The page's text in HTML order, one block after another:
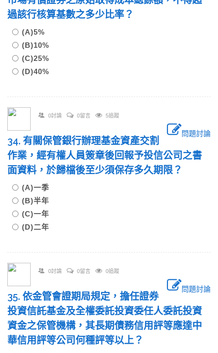
過該行核算基數之多少比率？
(A)5%
(B)10%
(C)25%
(D)40%
0討論 0留言 5追蹤
問題討論
34. 有關保管銀行辦理基金資產交割
作業，經有權人員簽章後回報予投信公司之書
面資料，於歸檔後至少須保存多久期限？
(A)一季
(B)半年
(C)一年
(D)二年
0討論 0留言 0追蹤
問題討論
35. 依金管會證期局規定，擔任證券
投資信託基金及全權委託投資委任人委託投資
資金之保管機構，其長期債務信用評等應達中
華信用評等公司何種評等以上？